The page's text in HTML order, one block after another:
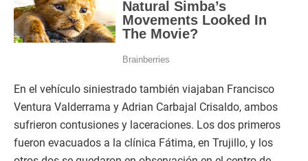
En el vehículo siniestrado también viajaban Francisco
Ventura Valderrama y Adrian Carbajal Crisaldo, ambos
sufrieron contusiones y laceraciones. Los dos primeros
fueron evacuados a la clínica Fátima, en Trujillo, y los